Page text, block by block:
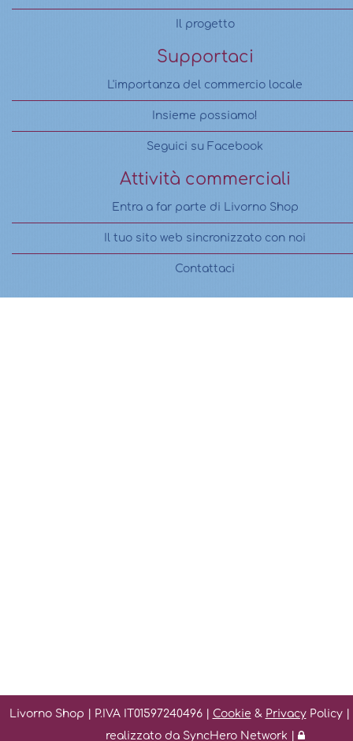
Il progetto
Supportaci
L'importanza del commercio locale
Insieme possiamo!
Seguici su Facebook
Attività commerciali
Entra a far parte di Livorno Shop
Il tuo sito web sincronizzato con noi
Contattaci
Livorno Shop | P.IVA IT01597240496 | Cookie & PrivacyPolicy |
realizzato da SyncHero Network